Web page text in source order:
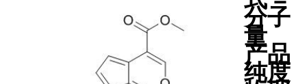
分子
量
产品
纯度